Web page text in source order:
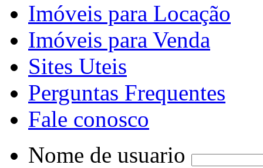
Imóveis para Locação
Imóveis para Venda
Sites Uteis
Perguntas Frequentes
Fale conosco
Nome de usuario